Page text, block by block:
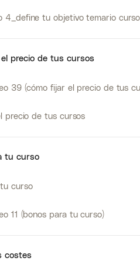
4_define tu objetivo temario curso
precio de tus cursos
39 (cómo fijar el precio de tus
precio de tus cursos
tu curso
tu curso
11 (bonos para tu curso)
costes